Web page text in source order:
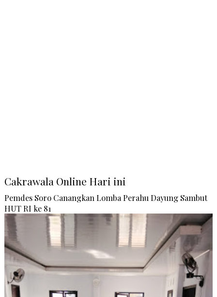
Cakrawala Online Hari ini
Pemdes Soro Canangkan Lomba Perahu Dayung Sambut
HUT RI ke 81